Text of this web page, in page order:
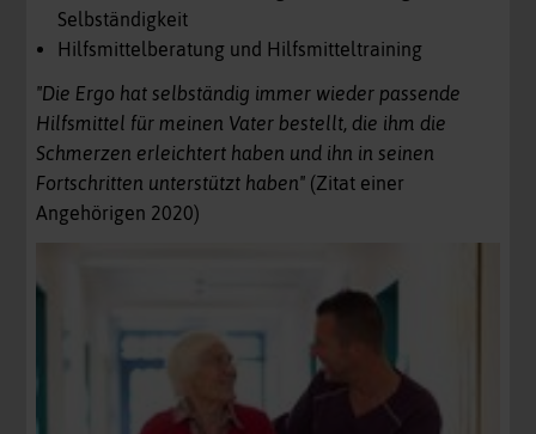
Selbständigkeit
Hilfsmittelberatung und Hilfsmitteltraining
"Die Ergo hat selbständig immer wieder passende
Hilfsmittel für meinen Vater bestellt, die ihm die
Schmerzen erleichtert haben und ihn in seinen
Fortschritten unterstützt haben" (Zitat einer
Angehörigen 2020)